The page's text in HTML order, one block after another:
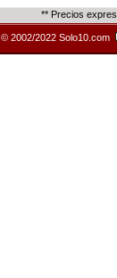
** Precios
© 2002/2022 Solo10.com